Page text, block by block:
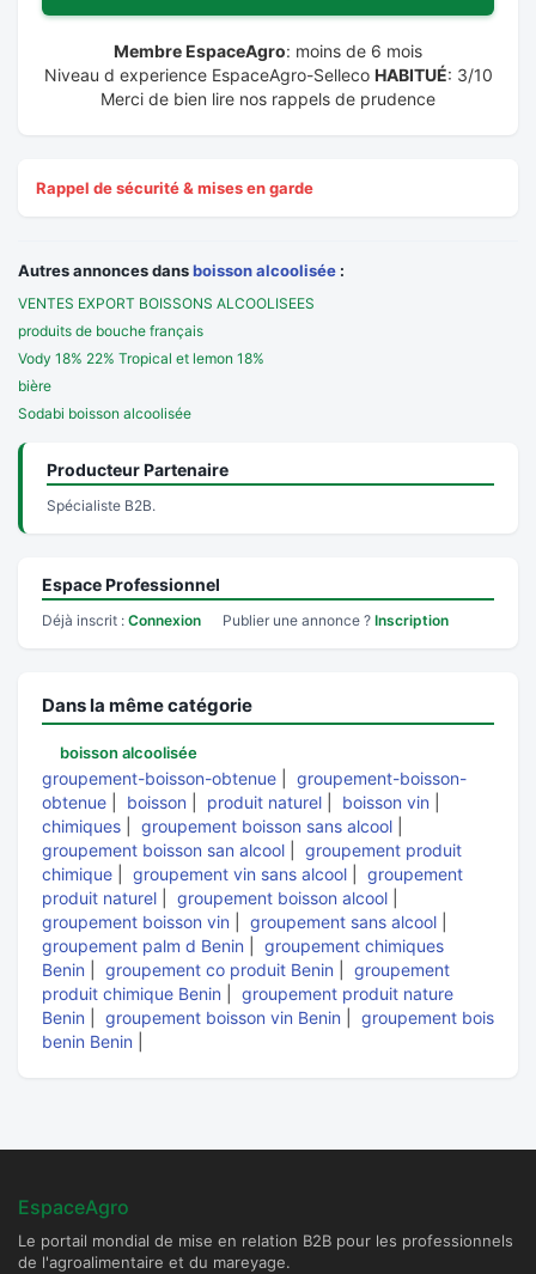
Membre EspaceAgro: moins de 6 mois
Niveau d experience EspaceAgro-Selleco HABITUÉ: 3/10
Merci de bien lire nos rappels de prudence
Rappel de sécurité & mises en garde
Autres annonces dansboisson alcoolisée :
VENTES EXPORT BOISSONS ALCOOLISEES
produits de bouche français
Vody 18% 22% Tropical et lemon 18%
bière
Sodabi boisson alcoolisée
Producteur Partenaire
Spécialiste B2B.
Espace Professionnel
Déjà inscrit : Connexion Publier une annonce ? Inscription
Dans la même catégorie
boisson alcoolisée
groupement-boisson-obtenue
groupement-boisson-
obtenue
boisson produit naturel boisson vin
chimiques
groupement boisson sans alcool
groupement boisson san alcool
groupement produit
chimique
groupement vin sans alcool
groupement
produit naturel
groupement boisson alcool
groupement boisson vin
groupement sans alcool
groupement palm d Benin
groupement chimiques
Benin
groupement co produit Benin
groupement
produit chimique Benin
groupement produit nature
Benin
groupement boisson vin Benin
groupement bois
benin Benin
EspaceAgro
Le portail mondial de mise en relation B2B pour les professionnels
de l'agroalimentaire et du mareyage.